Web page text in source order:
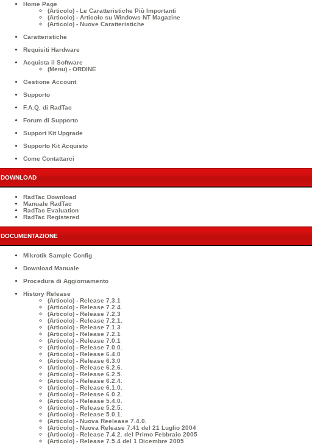
Home Page
(Articolo) - Le Caratteristiche Più Importanti
(Articolo) - Articolo su Windows NT Magazine
(Articolo) - Nuove Caratteristiche
Caratteristiche
Requisiti Hardware
Acquista il Software
(Menu) - ORDINE
Gestione Account
Supporto
F.A.Q. di RadTac
Forum di Supporto
Support Kit Upgrade
Supporto Kit Acquisto
Come Contattarci
DOWNLOAD
RadTac Download
Manuale RadTac
RadTac Evaluation
RadTac Registered
DOCUMENTAZIONE
Mikrotik Sample Config
Download Manuale
Procedura di Aggiornamento
History Release
(Articolo) - Release 7.3.1
(Articolo) - Release 7.2.4
(Articolo) - Release 7.2.3
(Articolo) - Release 7.2.1.
(Articolo) - Release 7.1.3
(Articolo) - Release 7.2.1
(Articolo) - Release 7.0.1
(Articolo) - Release 7.0.0.
(Articolo) - Release 6.4.0
(Articolo) - Release 6.3.0
(Articolo) - Release 6.2.6.
(Articolo) - Release 6.2.5.
(Articolo) - Release 6.2.4.
(Articolo) - Release 6.1.0.
(Articolo) - Release 6.0.2.
(Articolo) - Release 5.4.0.
(Articolo) - Release 5.2.5.
(Articolo) - Release 5.0.1.
(Articolo) - Nuova Reelease 7.4.0.
(Articolo) - Nuova Release 7.41 del 21 Luglio 2004
(Articolo) - Release 7.4.2. del Primo Febbraio 2005
(Articolo) - Release 7.5.4 del 1 Dicembre 2005